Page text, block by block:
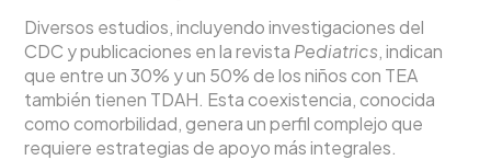
Diversos estudios, incluyendo investigaciones del
CDC y publicaciones en la revista Pediatrics, indican
que entre un 30% y un 50% de los niños con TEA
también tienen TDAH. Esta coexistencia, conocida
como comorbilidad, genera un perfil complejo que
requiere estrategias de apoyo más integrales.